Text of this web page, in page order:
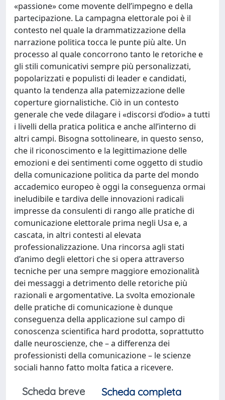
«passione» come movente dell’impegno e della
partecipazione. La campagna elettorale poi è il
contesto nel quale la drammatizzazione della
narrazione politica tocca le punte più alte. Un
processo al quale concorrono tanto le retoriche e
gli stili comunicativi sempre più personalizzati,
popolarizzati e populisti di leader e candidati,
quanto la tendenza alla patemizzazione delle
coperture giornalistiche. Ciò in un contesto
generale che vede dilagare i «discorsi d’odio» a tutti
i livelli della pratica politica e anche all’interno di
altri campi. Bisogna sottolineare, in questo senso,
che il riconoscimento e la legittimazione delle
emozioni e dei sentimenti come oggetto di studio
della comunicazione politica da parte del mondo
accademico europeo è oggi la conseguenza ormai
ineludibile e tardiva delle innovazioni radicali
impresse da consulenti di rango alle pratiche di
comunicazione elettorale prima negli Usa e, a
cascata, in altri contesti al elevata
professionalizzazione. Una rincorsa agli stati
d’animo degli elettori che si opera attraverso
tecniche per una sempre maggiore emozionalità
dei messaggi a detrimento delle retoriche più
razionali e argomentative. La svolta emozionale
delle pratiche di comunicazione è dunque
conseguenza della applicazione sul campo di
conoscenza scientifica hard prodotta, soprattutto
dalle neuroscienze, che – a differenza dei
professionisti della comunicazione – le scienze
sociali hanno fatto molta fatica a ricevere.
Scheda breve
Scheda completa